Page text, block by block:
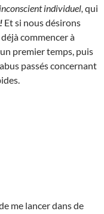
inconscient individuel, qui
Et si nous désirons
commencer à
un premier temps, puis
passés concernant
me lancer dans de